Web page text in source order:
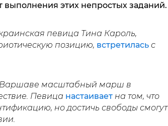
выполнения этих непростых заданий.
певица Тина Кароль,
позицию, встретилась с
масштабный марш в
Певица настаивает на том, что
но достичь свободы смогут